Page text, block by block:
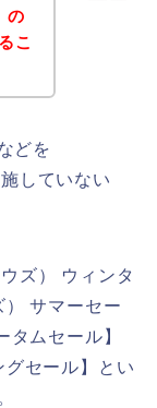
の
こ
どを
していない
ズ） ウィンタ
サマーセー
ムセール】
グセール】とい